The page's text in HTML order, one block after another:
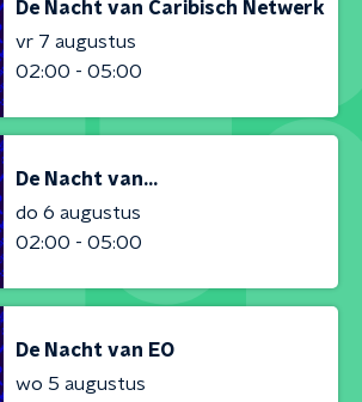
De Nacht van Caribisch Netwerk
vr 7 augustus
02:00 - 05:00
De Nacht van...
do 6 augustus
02:00 - 05:00
De Nacht van EO
wo 5 augustus